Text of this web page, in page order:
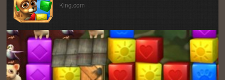
King.com